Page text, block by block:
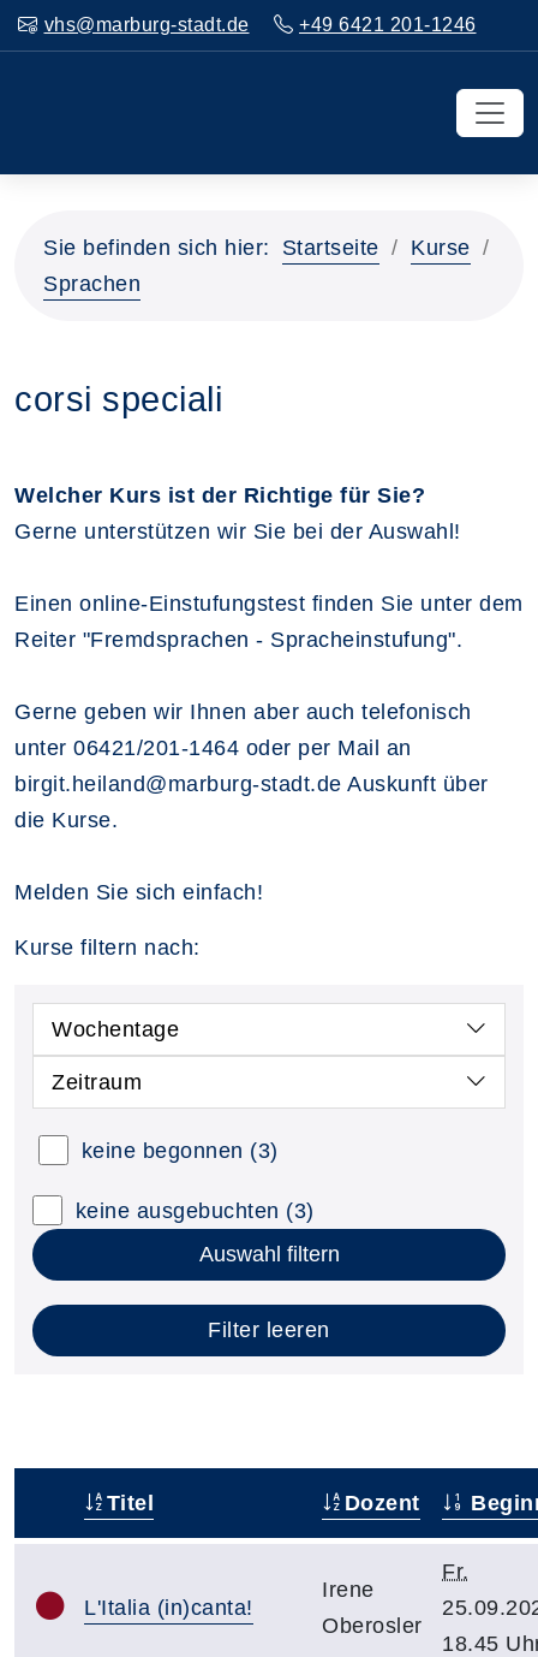
vhs@marburg-stadt.de +49 6421 201-1246
Sie befinden sich hier: Startseite
Kurse
Sprachen
corsi speciali
Welcher Kurs ist der Richtige für Sie?
Gerne unterstützen wir Sie bei der Auswahl!
Einen online-Einstufungstest finden Sie unter dem
Reiter "Fremdsprachen - Spracheinstufung".
Gerne geben wir Ihnen aber auch telefonisch
unter 06421/201-1464 oder per Mail an
birgit.heiland@marburg-stadt.de Auskunft über
die Kurse.
Melden Sie sich einfach!
Kurse filtern nach:
Wochentage
Zeitraum
keine begonnen (3)
keine ausgebuchten (3)
Auswahl filtern
Filter leeren
Titel Dozent
L'Italia (in)canta!
Irene
Oberosler
Fr.
18.45